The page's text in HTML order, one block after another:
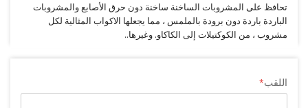
تحافظ على المشروبات الساخنة ساخنة دون حرق الأصابع والمشروبات
الباردة باردة دون برودة بالملمس ، مما يجعلها الاكواب المثالية لكل
مشروب ، من الكوكتيلات إلى الكاكاو. وغيرها..
اللقب